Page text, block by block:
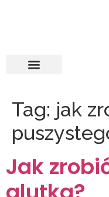
Tag: jak
Jak